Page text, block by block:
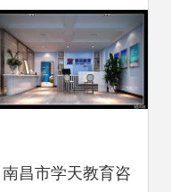
南昌市学天教育咨